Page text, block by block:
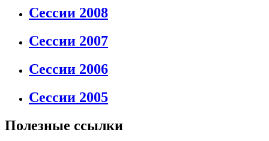
Сессии 2008
Сессии 2007
Сессии 2006
Сессии 2005
Полезные ссылки